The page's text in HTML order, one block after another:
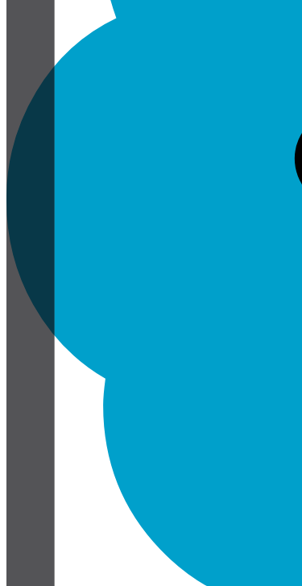
Политика конфиденциальности
Политика файлов cookie
Настройки файлов cookie
Белая книга по безопасности и конфиденциальности